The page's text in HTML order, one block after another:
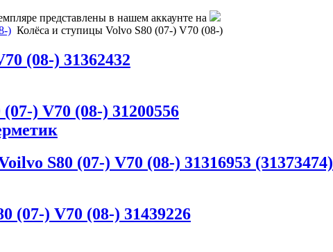
представлены в нашем аккаунте на
) Колёса и ступицы Volvo S80 (07-) V70 (08-)
(08-) 31362432
) V70 (08-) 31200556
S80 (07-) V70 (08-) 31316953 (31373474)
(07-) V70 (08-) 31439226